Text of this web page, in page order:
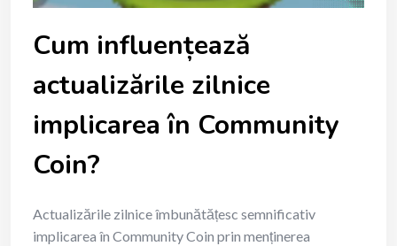
Cum influențează
actualizările zilnice
implicarea în Community
Coin?
Actualizările zilnice îmbunătățesc semnificativ
implicarea în Community Coin prin menținerea